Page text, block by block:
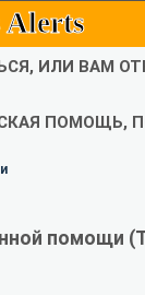
Alerts
ИЛИ ВАМ
ПОМОЩЬ,
помощи